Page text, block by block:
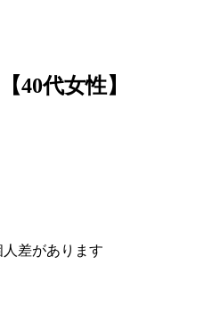
【40代女性】
差があります